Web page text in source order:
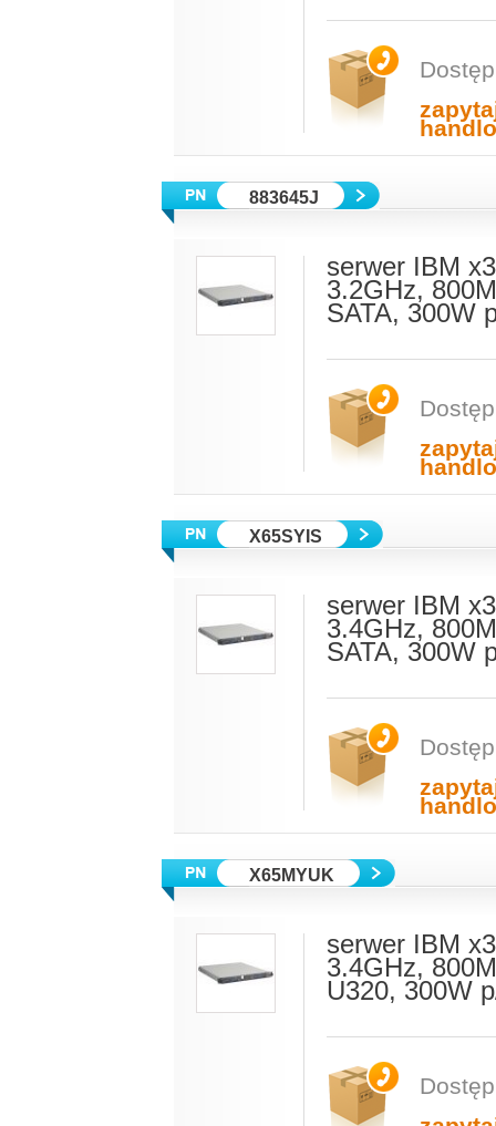
883645J
serwer IBM
3.2GHz,
SATA, 300W
X65SYIS
serwer IBM
3.4GHz,
SATA, 300W
X65MYUK
serwer IBM
3.4GHz,
U320, 300W